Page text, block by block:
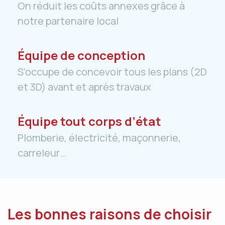
On réduit les coûts annexes grâce à
notre partenaire local
Équipe de conception
S’occupe de concevoir tous les plans (2D
et 3D) avant et après travaux
Équipe tout corps d’état
Plomberie, électricité, maçonnerie,
carreleur…
Les bonnes raisons de choisir